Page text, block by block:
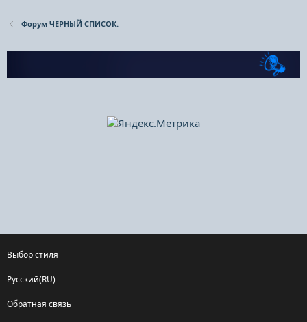
Форум ЧЕРНЫЙ СПИСОК.
Выбор стиля
Русский(RU)
Обратная связь